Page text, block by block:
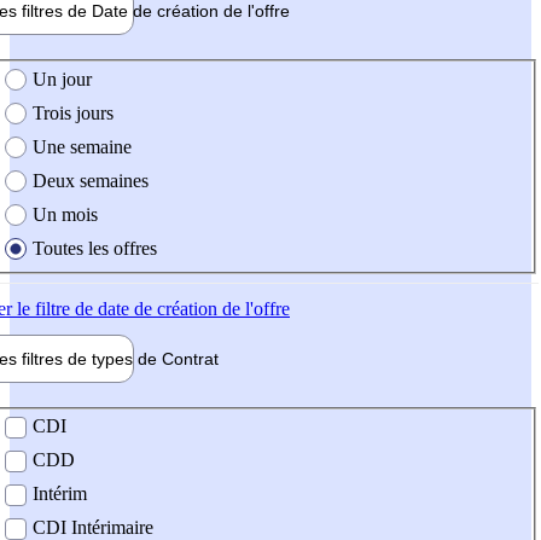
filtres de Date de création de l'offre
création de l'offre
Un jour
Trois jours
Une semaine
Deux semaines
Un mois
Toutes les offres
le filtre de date de création de l'offre
filtres de types de Contrat
contrat
CDI
CDD
Intérim
CDI Intérimaire